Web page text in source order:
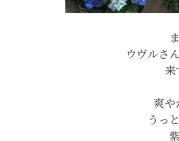
ウヴルさ
来
爽や
うっ